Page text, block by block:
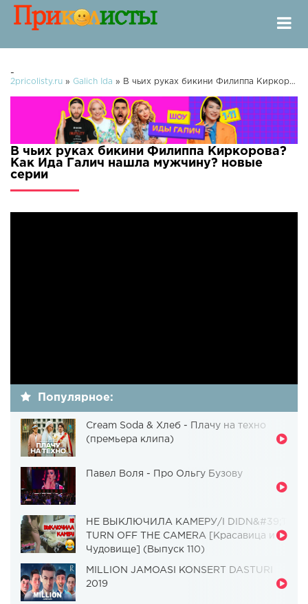
-
2pricolisty.ru » Galich Ida » В чьих руках бикини Филиппа Киркорова? Как Ида Галич нашла мужчину?
В чьих руках бикини Филиппа Киркорова?
Как Ида Галич нашла мужчину? новые
серии
Популярное:
Cream Soda & Хлеб - Плачу на техно
(премьера клипа)
Павел Воля - Про Ольгу Бузову
НЕ ВЫКЛЮЧИЛА КАМЕРУ/I DIDN&#39;T
TURN OFF THE CAMERA [Красавица и
Чудовище] (Выпуск 110)
MILLION JAMOASI KONSERT DASTURI
2019